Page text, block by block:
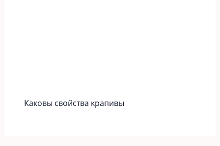
Каковы свойства крапивы